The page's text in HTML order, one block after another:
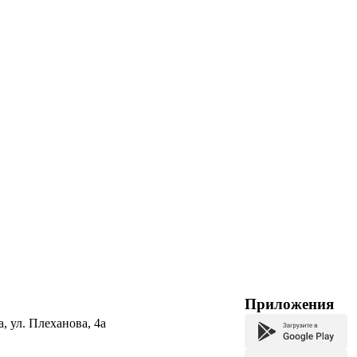
ул. Плеханова, 4а
Приложения